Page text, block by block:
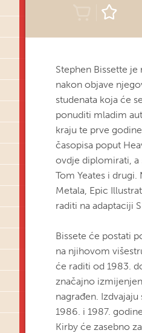
Stephen Bissette
nakon objave
studenata koja će
ponuditi mladim
kraju te prve
časopisa poput
ovdje diplomirati, a
Tom Yeates i
Metala, Epic
raditi na adaptaciji
Bissete će postati
na njihovom
će raditi od 1983.
značajno
nagrađen.
1986. i 1987.
Kirby će zasebno